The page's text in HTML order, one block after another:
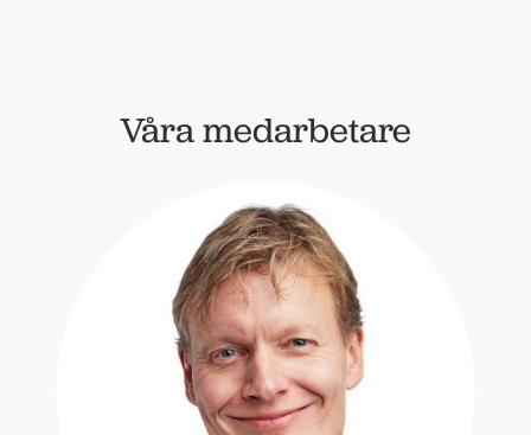
Våra medarbetare